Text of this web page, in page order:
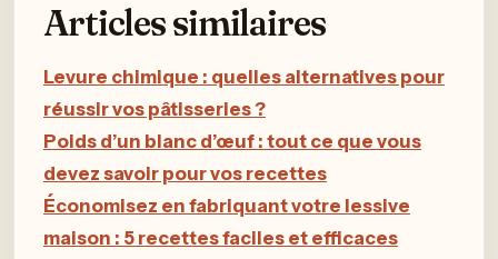
Articles similaires
Levure chimique : quelles alternatives pour
réussir vos pâtisseries ?
Poids d’un blanc d’œuf : tout ce que vous
devez savoir pour vos recettes
Économisez en fabriquant votre lessive
maison : 5 recettes faciles et efficaces